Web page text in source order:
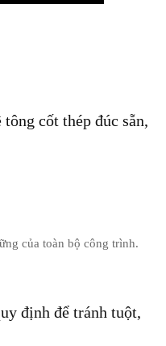
cốt thép đúc sẵn,
của toàn bộ công trình.
định để tránh tuột,